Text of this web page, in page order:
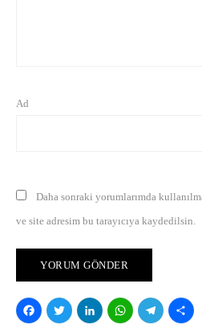
Ad
Daha sonraki yorumlarımda
ve site adresim bu tarayıcıya kaydedilsin.
Facebook
Twitter
LinkedIn